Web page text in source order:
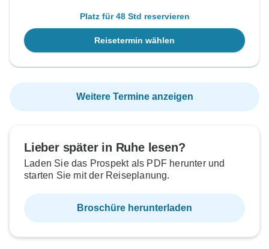
Platz für 48 Std reservieren
Reisetermin wählen
Weitere Termine anzeigen
Lieber später in Ruhe lesen?
Laden Sie das Prospekt als PDF herunter und
starten Sie mit der Reiseplanung.
Broschüre herunterladen